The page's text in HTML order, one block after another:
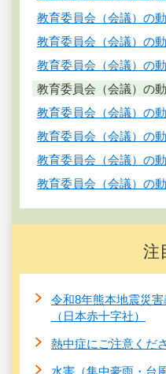
教育委員会（会議）の
教育委員会（会議）の
教育委員会（会議）の
教育委員会（会議）の
教育委員会（会議）の
教育委員会（会議）の
教育委員会（会議）の
教育委員会（会議）の
注
令和8年熊本地震災
（日本赤十字社）
熱中症にご注意くだ